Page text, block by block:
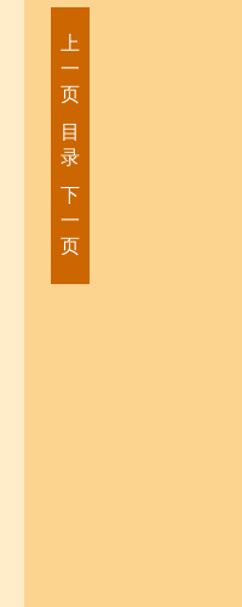
上
一
页
目
录
下
一
页